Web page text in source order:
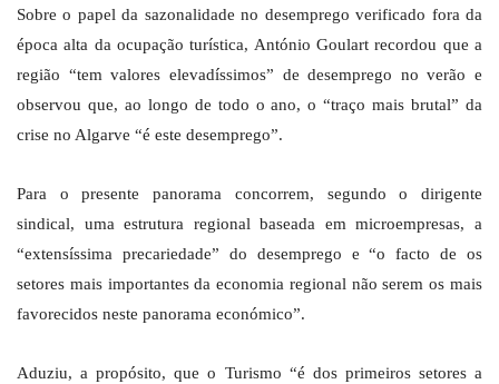
Sobre o papel da sazonalidade no desemprego verificado fora da
época alta da ocupação turística, António Goulart recordou que a
região “tem valores elevadíssimos” de desemprego no verão e
observou que, ao longo de todo o ano, o “traço mais brutal” da
crise no Algarve “é este desemprego”.
Para o presente panorama concorrem, segundo o dirigente
sindical, uma estrutura regional baseada em microempresas, a
“extensíssima precariedade” do desemprego e “o facto de os
setores mais importantes da economia regional não serem os mais
favorecidos neste panorama económico”.
Aduziu, a propósito, que o Turismo “é dos primeiros setores a